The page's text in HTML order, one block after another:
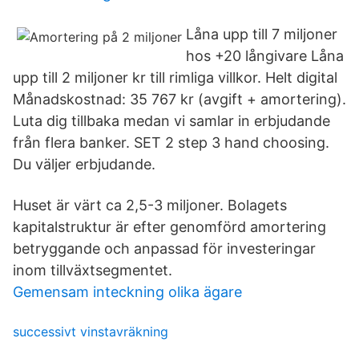
Låna upp till 7 miljoner
hos +20 långivare Låna
upp till 2 miljoner kr till rimliga villkor. Helt digital
Månadskostnad: 35 767 kr (avgift + amortering).
Luta dig tillbaka medan vi samlar in erbjudande
från flera banker. SET 2 step 3 hand choosing.
Du väljer erbjudande.
Huset är värt ca 2,5-3 miljoner. Bolagets
kapitalstruktur är efter genomförd amortering
betryggande och anpassad för investeringar
inom tillväxtsegmentet.
Gemensam inteckning olika ägare
successivt vinstavräkning